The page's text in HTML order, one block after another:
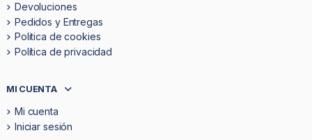
Devoluciones
Pedidos y Entregas
Politica de cookies
Política de privacidad
MI CUENTA
Mi cuenta
Iniciar sesión